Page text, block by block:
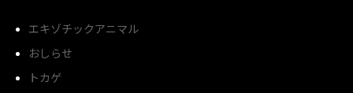
エキゾチックアニマル
おしらせ
トカゲ